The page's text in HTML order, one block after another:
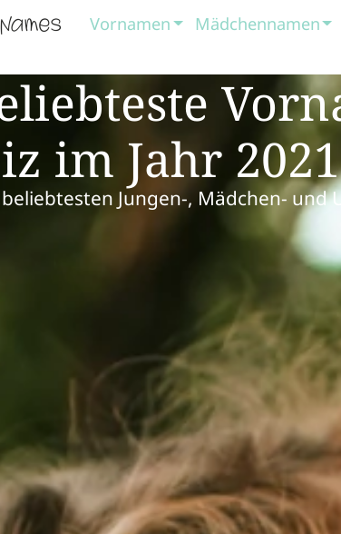
Vornamen Mädchennamen
im Jahr 2021
Jungen-, Mädchen-